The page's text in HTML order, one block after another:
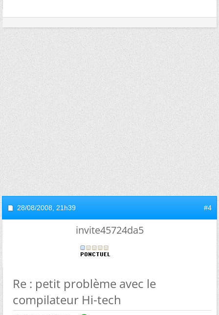
28/08/2008, 21h39 #4
invite45724da5
Re : petit problème avec le
compilateur Hi-tech